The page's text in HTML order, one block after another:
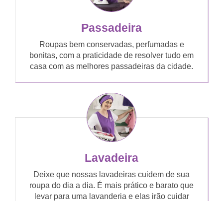
Passadeira
Roupas bem conservadas, perfumadas e
bonitas, com a praticidade de resolver tudo em
casa com as melhores passadeiras da cidade.
Lavadeira
Deixe que nossas lavadeiras cuidem de sua
roupa do dia a dia. É mais prático e barato que
levar para uma lavanderia e elas irão cuidar